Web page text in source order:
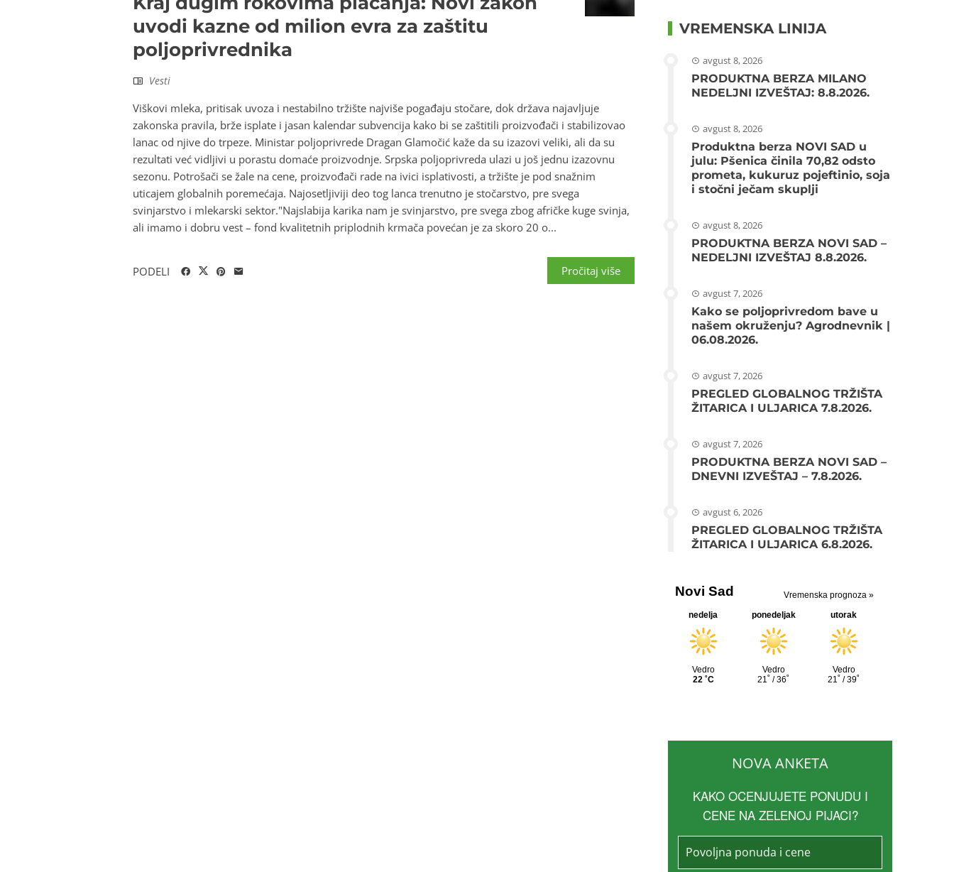
uvodi kazne od milion evra za zaštitu
poljoprivrednika
Vesti
Viškovi mleka, pritisak uvoza i nestabilno tržište najviše pogađaju stočare, dok država najavljuje
zakonska pravila, brže isplate i jasan kalendar subvencija kako bi se zaštitili proizvođači i stabilizovao
lanac od njive do trpeze. Ministar poljoprivrede Dragan Glamočić kaže da su izazovi veliki, ali da su
rezultati već vidljivi u porastu domaće proizvodnje. Srpska poljoprivreda ulazi u još jednu izazovnu
sezonu. Potrošači se žale na cene, proizvođači rade na ivici isplativosti, a tržište je pod snažnim
uticajem globalnih poremećaja. Najosetljiviji deo tog lanca trenutno je stočarstvo, pre svega
svinjarstvo i mlekarski sektor."Najslabija karika nam je svinjarstvo, pre svega zbog afričke kuge svinja,
ali imamo i dobru vest – fond kvalitetnih priplodnih krmača povećan je za skoro 20 o...
Pročitaj više
PODELI
VREMENSKA LINIJA
avgust 8, 2026
PRODUKTNA BERZA MILANO
NEDELJNI IZVEŠTAJ: 8.8.2026.
avgust 8, 2026
Produktna berza NOVI SAD u
julu: Pšenica činila 70,82 odsto
prometa, kukuruz pojeftinio, soja
i stočni ječam skuplji
avgust 8, 2026
PRODUKTNA BERZA NOVI SAD –
NEDELJNI IZVEŠTAJ 8.8.2026.
avgust 7, 2026
Kako se poljoprivredom bave u
našem okruženju? Agrodnevnik |
06.08.2026.
avgust 7, 2026
PREGLED GLOBALNOG TRŽIŠTA
ŽITARICA I ULJARICA 7.8.2026.
avgust 7, 2026
PRODUKTNA BERZA NOVI SAD –
DNEVNI IZVEŠTAJ – 7.8.2026.
avgust 6, 2026
PREGLED GLOBALNOG TRŽIŠTA
ŽITARICA I ULJARICA 6.8.2026.
NOVA ANKETA
KAKO OCENJUJETE PONUDU I
CENE NA ZELENOJ PIJACI?
Povoljna ponuda i cene